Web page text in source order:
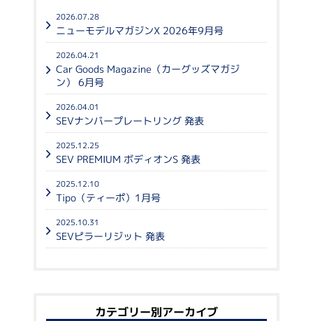
2026.07.28
ニューモデルマガジンX 2026年9月号
2026.04.21
Car Goods Magazine（カーグッズマガジ
ン） 6月号
2026.04.01
SEVナンバープレートリング 発表
2025.12.25
SEV PREMIUM ボディオンS 発表
2025.12.10
Tipo（ティーポ）1月号
2025.10.31
SEVピラーリジット 発表
カテゴリー別アーカイブ